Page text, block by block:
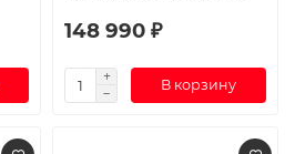
148 990 ₽
В корзину